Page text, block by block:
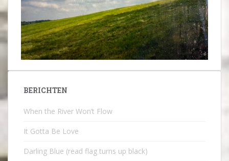
BERICHTEN
When the River Won’t Flow
It Gotta Be Love
Darling Blue (read flag turns up black)